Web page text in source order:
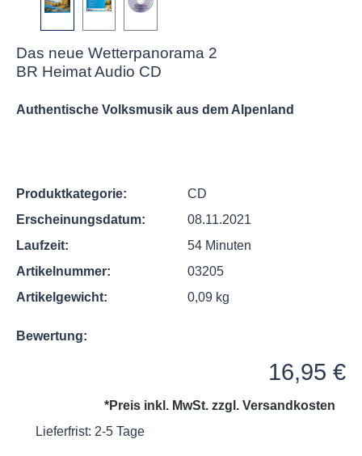
Das neue Wetterpanorama 2
BR Heimat Audio CD
Authentische Volksmusik aus dem Alpenland
Produktkategorie:
CD
Erscheinungsdatum:
08.11.2021
Laufzeit:
54 Minuten
Artikelnummer:
03205
Artikelgewicht:
0,09 kg
Bewertung:
16,95 €
*Preis inkl. MwSt. zzgl. Versandkosten
Lieferfrist: 2-5 Tage